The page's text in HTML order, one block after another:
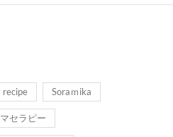
recipe Soraｍika
セラピー